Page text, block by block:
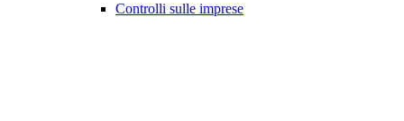
Controlli sulle imprese